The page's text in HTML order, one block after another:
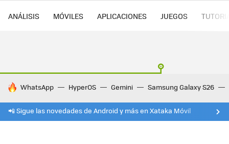
ANÁLISIS MÓVILES APLICACIONES JUEGOS
HOY SE HABLA DE
WhatsApp HyperOS Gemini Samsung Galaxy S26
📲 Sigue las novedades de Android y más en Xataka Móvil